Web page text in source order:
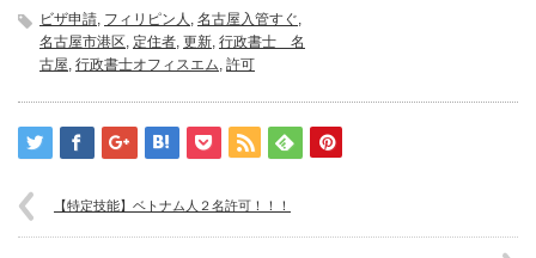
ビザ申請, フィリピン人 , 名古屋入管すぐ,
名古屋市港区, 定住者, 更新, 行政書士 名
古屋, 行政書士オフィスエム, 許可
【特定技能】ベトナム人２名許可！！！